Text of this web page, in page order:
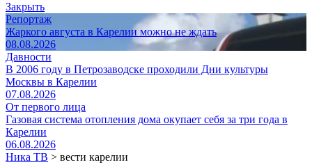
Закрыть
Репортаж
Жаркого августа в Карелии можно не ждать
08.08.2026
Давности
В 2006 году в Петрозаводске проходили Дни культуры
Москвы в Карелии
07.08.2026
От первого лица
Газовая система отопления дома окупает себя за три года в
Карелии
06.08.2026
Ника ТВ > вести карелии